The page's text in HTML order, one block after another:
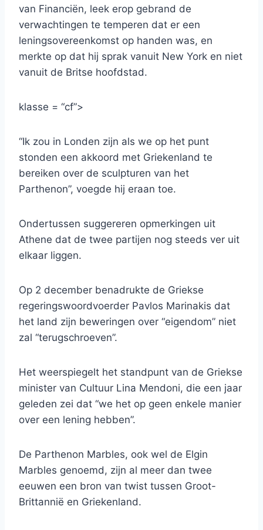
van Financiën, leek erop gebrand de
verwachtingen te temperen dat er een
leningsovereenkomst op handen was, en
merkte op dat hij sprak vanuit New York en niet
vanuit de Britse hoofdstad.
klasse = “cf”>
“Ik zou in Londen zijn als we op het punt
stonden een akkoord met Griekenland te
bereiken over de sculpturen van het
Parthenon”, voegde hij eraan toe.
Ondertussen suggereren opmerkingen uit
Athene dat de twee partijen nog steeds ver uit
elkaar liggen.
Op 2 december benadrukte de Griekse
regeringswoordvoerder Pavlos Marinakis dat
het land zijn beweringen over “eigendom” niet
zal “terugschroeven”.
Het weerspiegelt het standpunt van de Griekse
minister van Cultuur Lina Mendoni, die een jaar
geleden zei dat “we het op geen enkele manier
over een lening hebben”.
De Parthenon Marbles, ook wel de Elgin
Marbles genoemd, zijn al meer dan twee
eeuwen een bron van twist tussen Groot-
Brittannië en Griekenland.